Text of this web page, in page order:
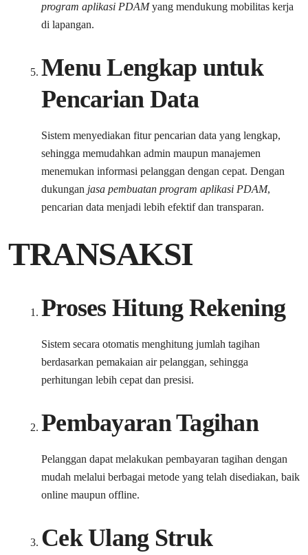
program aplikasi PDAMyang mendukung mobilitas kerja
di lapangan.
Menu Lengkap untuk
Pencarian Data
Sistem menyediakan fitur pencarian data yang lengkap,
sehingga memudahkan admin maupun manajemen
menemukan informasi pelanggan dengan cepat. Dengan
dukungan jasa pembuatan program aplikasi PDAM,
pencarian data menjadi lebih efektif dan transparan.
TRANSAKSI
Proses Hitung Rekening
Sistem secara otomatis menghitung jumlah tagihan
berdasarkan pemakaian air pelanggan, sehingga
perhitungan lebih cepat dan presisi.
Pembayaran Tagihan
Pelanggan dapat melakukan pembayaran tagihan dengan
mudah melalui berbagai metode yang telah disediakan, baik
online maupun offline.
Cek Ulang Struk